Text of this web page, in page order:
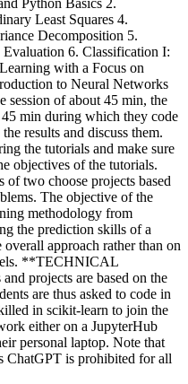
Python Basics 2.
Least Squares 4.
Decomposition 5.
6. Classification I:
with a Focus on
to Neural Networks
of about 45 min, the
min during which they code
results and discuss them.
the tutorials and make sure
objectives of the tutorials.
two choose projects based
The objective of the
methodology from
the prediction skills of a
approach rather than on
**TECHNICAL
projects are based on the
are thus asked to code in
in scikit-learn to join the
either on a JupyterHub
personal laptop. Note that
ChatGPT is prohibited for all